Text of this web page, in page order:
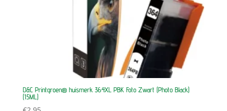
D&C Printgroen® huismerk 364XL PBK Foto Zwart (Photo Black)
(15ML)